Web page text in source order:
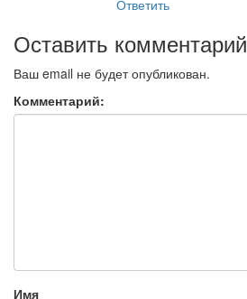
Ответить
Оставить комментарий
Ваш email не будет опубликован.
Комментарий:
Имя